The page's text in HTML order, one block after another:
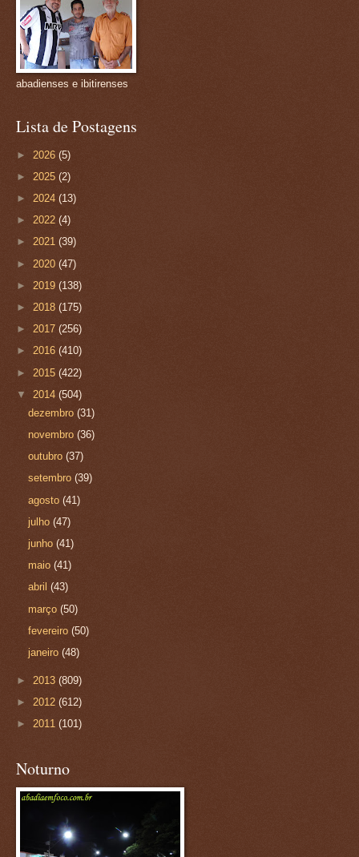
abadienses e ibitirenses
Lista de Postagens
► 2026 (5)
► 2025 (2)
► 2024 (13)
► 2022 (4)
► 2021 (39)
► 2020 (47)
► 2019 (138)
► 2018 (175)
► 2017 (256)
► 2016 (410)
► 2015 (422)
▼ 2014 (504)
dezembro(31)
novembro(36)
outubro(37)
setembro(39)
agosto(41)
julho(47)
junho(41)
maio(41)
abril(43)
março(50)
fevereiro(50)
janeiro(48)
► 2013 (809)
► 2012 (612)
► 2011 (101)
Noturno